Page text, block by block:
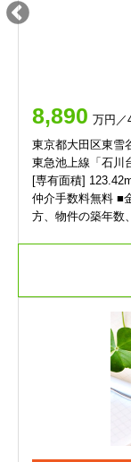
8,890 万円／
東京都大田区東雪
東急池上線「石川
[専有面積]
仲介手数料無料 ■
方、物件の築年数